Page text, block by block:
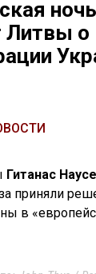
Литвы о
Гитанас
приняли
в